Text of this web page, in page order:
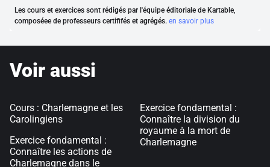
Les cours et exercices sont rédigés par l'équipe éditoriale de Kartable,
composéee de professeurs certififés et agrégés. en savoir plus
Voir aussi
Cours : Charlemagne et les
Carolingiens
Exercice fondamental :
Connaître les actions de
Charlemagne dans le
Exercice fondamental :
Connaître la division du
royaume à la mort de
Charlemagne